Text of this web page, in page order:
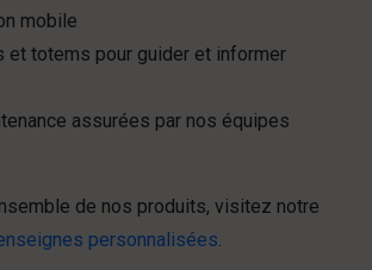
mobile
et totems pour guider et informer
assurées par nos équipes
de nos produits, visitez notre
personnalisées.